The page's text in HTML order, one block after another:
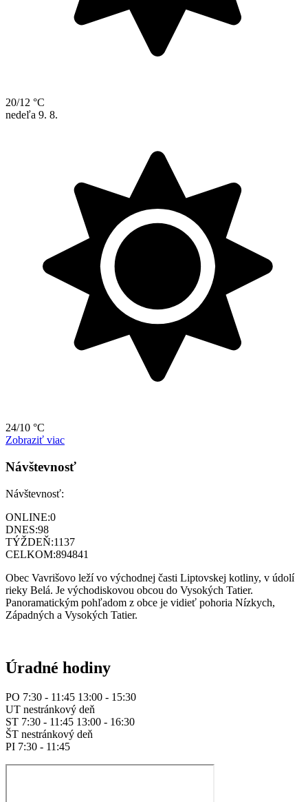
20/12 °C
nedeľa 9. 8.
24/10 °C
Zobraziť viac
Návštevnosť
Návštevnosť:
ONLINE:0
DNES:98
TÝŽDEŇ:1137
CELKOM:894841
Obec Vavrišovo leží vo východnej časti Liptovskej kotliny, v údolí
rieky Belá. Je východiskovou obcou do Vysokých Tatier.
Panoramatickým pohľadom z obce je vidieť pohoria Nízkych,
Západných a Vysokých Tatier.
Úradné hodiny
PO 7:30 - 11:45 13:00 - 15:30
UT nestránkový deň
ST 7:30 - 11:45 13:00 - 16:30
ŠT nestránkový deň
PI 7:30 - 11:45